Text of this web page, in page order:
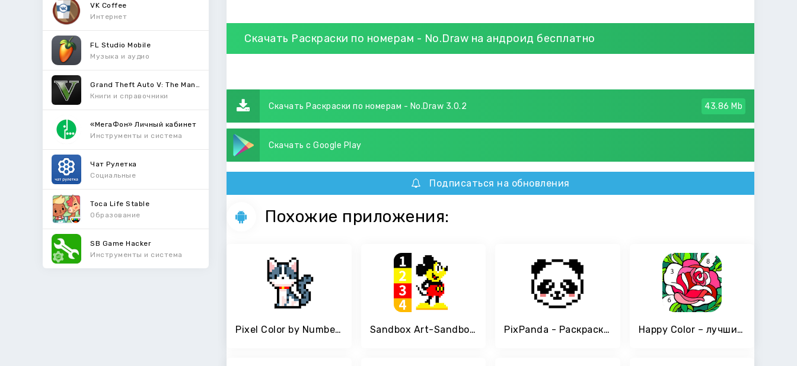
VK Coffee
Интернет
FL Studio Mobile
Музыка и аудио
Книги и справочники
«МегаФон» Личный кабинет
Инструменты и система
Чат Рулетка
Социальные
Toca Life Stable
Образование
SB Game Hacker
Инструменты и система
Скачать Раскраски по номерам - No.Draw на андроид бесплатно
Скачать Раскраски по номерам - No.Draw 3.0.2 43.86 Mb
Скачать с Google Play
Подписаться на обновления
Похожие приложения:
Pixel Color by Number - Draw Sandbox Art Sandbox Art-Sandbox Color by Number Coloring Pages PixPanda - Раскраски по номерам Happy Color – лучшие картинки-раскраски по номерам